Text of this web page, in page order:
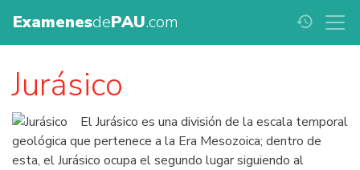
ExamenesdePAU.com history
Jurásico
El Jurásico es una división de la escala temporal
geológica que pertenece a la Era Mesozoica; dentro de
esta, el Jurásico ocupa el segundo lugar siguiendo al